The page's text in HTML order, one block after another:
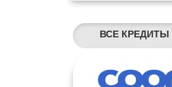
ВСЕ КРЕДИТЫ